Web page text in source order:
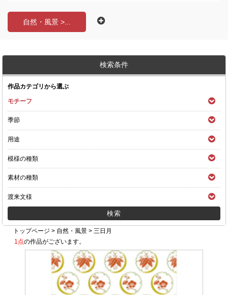
自然・風景 >...
検索条件
作品カテゴリから選ぶ
モチーフ
季節
用途
模様の種類
素材の種類
渡来文様
トップページ > 自然・風景 > 三日月
1点の作品がございます。